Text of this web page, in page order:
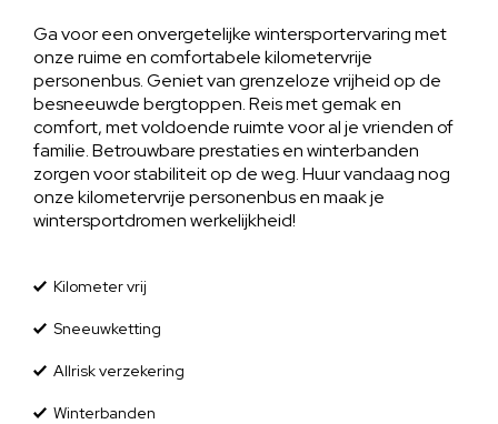
Ga voor een onvergetelijke wintersportervaring met
onze ruime en comfortabele kilometervrije
personenbus. Geniet van grenzeloze vrijheid op de
besneeuwde bergtoppen. Reis met gemak en
comfort, met voldoende ruimte voor al je vrienden of
familie. Betrouwbare prestaties en winterbanden
zorgen voor stabiliteit op de weg. Huur vandaag nog
onze kilometervrije personenbus en maak je
wintersportdromen werkelijkheid!
Kilometer vrij
Sneeuwketting
Allrisk verzekering
Winterbanden